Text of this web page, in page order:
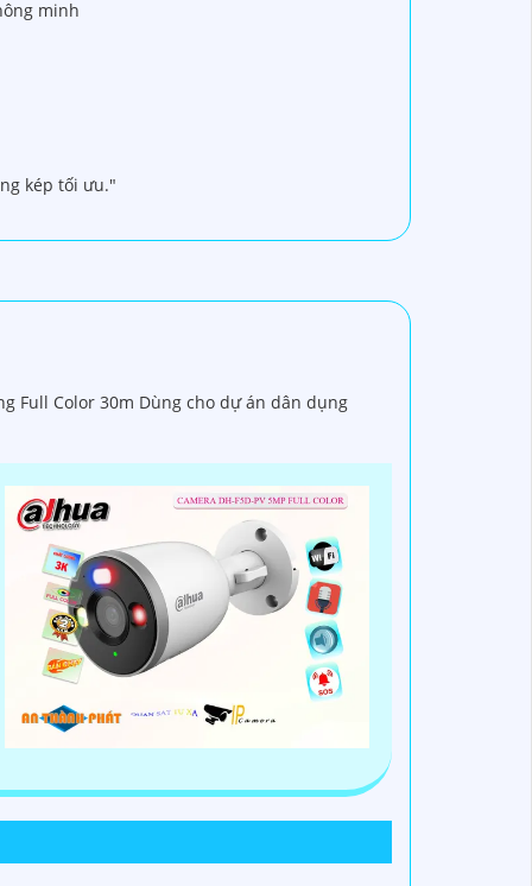
minh
kép tối ưu."
Full Color 30m Dùng cho dự án dân dụng